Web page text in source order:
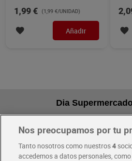
unidad
1,99 € (1,99 €/UNIDAD)
Añadir
Dia
Pide hoy, recibe hoy
Nos preocupamos por tu
Tanto nosotros como nuestros4
accedemos a datos personales,